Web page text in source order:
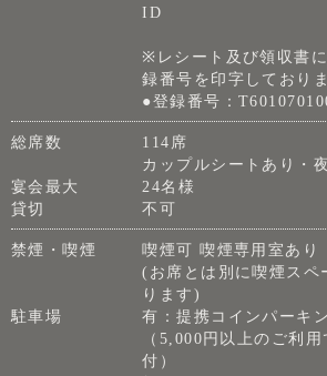
ID
※レシート及び領収書
録番号を印字しており
●登録番号：
総席数
114席
カップルシートあり・
宴会最大
24名様
貸切
不可
禁煙・喫煙
喫煙可 喫煙専用室あり
(お席とは別に喫煙スペ
ります)
駐車場
有：提携コインパーキ
（5,000円以上のご利
付）